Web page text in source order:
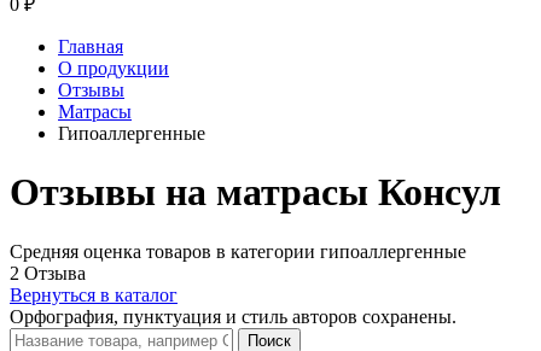
0 ₽
Главная
О продукции
Отзывы
Матрасы
Гипоаллергенные
Отзывы на матрасы Консул
Средняя оценка товаров в категории гипоаллергенные
2 Отзыва
Вернуться в каталог
Орфография, пунктуация и стиль авторов сохранены.
Поиск